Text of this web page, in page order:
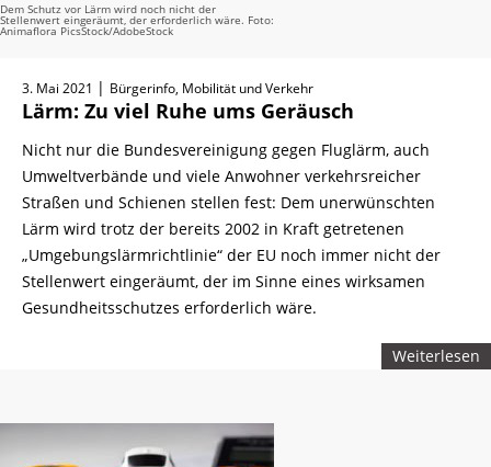
Dem Schutz vor Lärm wird noch nicht der
Stellenwert eingeräumt, der erforderlich wäre. Foto:
Animaflora PicsStock/AdobeStock
3. Mai 2021 | Bürgerinfo, Mobilität und Verkehr
Lärm: Zu viel Ruhe ums Geräusch
Nicht nur die Bundesvereinigung gegen Fluglärm, auch
Umweltverbände und viele Anwohner verkehrsreicher
Straßen und Schienen stellen fest: Dem unerwünschten
Lärm wird trotz der bereits 2002 in Kraft getretenen
„Umgebungslärmrichtlinie“ der EU noch immer nicht der
Stellenwert eingeräumt, der im Sinne eines wirksamen
Gesundheitsschutzes erforderlich wäre.
Weiterlesen